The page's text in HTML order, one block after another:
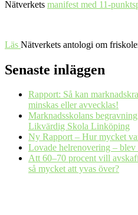
Nätverkets manifest med 11-
Läs Nätverkets antologi om
Senaste inläggen
Rapport: Så kan
minskas eller avvecklas!
Marknadsskolans
Likvärdig Skola Linköping
Ny Rapport – Hur mycket
Lovade helrenovering –
Att 60–70 procent vill
så mycket att yvas över?